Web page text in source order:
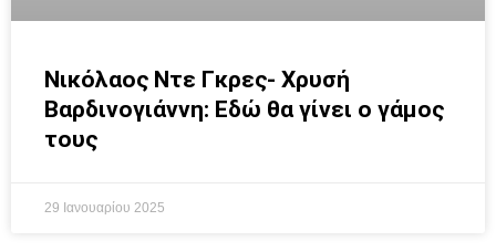
Νικόλαος Ντε Γκρες- Χρυσή
Βαρδινογιάννη: Εδώ θα γίνει ο γάμος
τους
29 Ιανουαρίου 2025